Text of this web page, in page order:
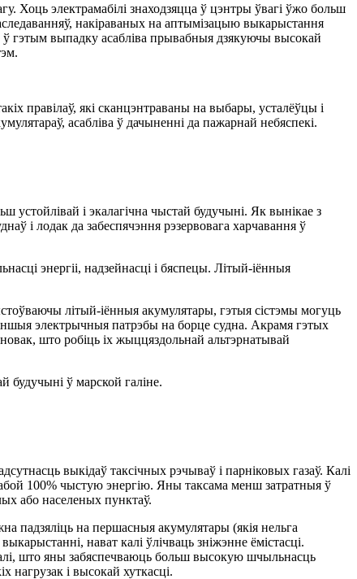
Хоць электрамабілі знаходзяцца ў цэнтры ўвагі ўжо больш
накіраваных на аптымізацыю выкарыстання
ў гэтым выпадку асабліва прывабныя дзякуючы высокай
правілаў, які сканцэнтраваны на выбары, усталёўцы і
асабліва ў дачыненні да пажарнай небяспекі.
устойлівай і экалагічна чыстай будучыні. Як вынікае з
і лодак да забеспячэння рэзервовага харчавання ў
энергіі, надзейнасці і бяспецы. Літый-іённыя
літый-іённыя акумулятары, гэтыя сістэмы могуць
электрычныя патрэбы на борце судна. Акрамя гэтых
што робіць іх жыццяздольнай альтэрнатывай
будучыні ў марской галіне.
выкідаў таксічных рэчываў і парніковых газаў. Калі
100% чыстую энергію. Яны таксама менш затратныя ў
або населеных пунктаў.
падзяліць на першасныя акумулятары (якія нельга
нават калі ўлічваць зніжэнне ёмістасці.
што яны забяспечваюць больш высокую шчыльнасць
нагрузак і высокай хуткасці.